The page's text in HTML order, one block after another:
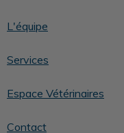
L'équipe
Services
Espace Vétérinaires
Contact